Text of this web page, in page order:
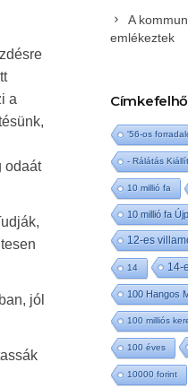
a
odaát
jól
A
emlékeztek
Címkefelhő
'56-os
- Rálátás
10 millió fa
10 millió fa
12-es
14 14-
100 Hangos
100 milliós
100 éves
10000 forint